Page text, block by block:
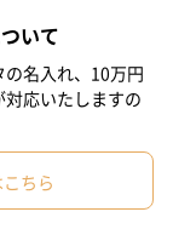
ミン）
#妹
性 #同僚女性
半
いて
名入れ、10万円
応いたしますの
ちら